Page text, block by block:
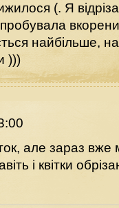
(. Я
найбільше,
)))
але зараз вже
і квітки